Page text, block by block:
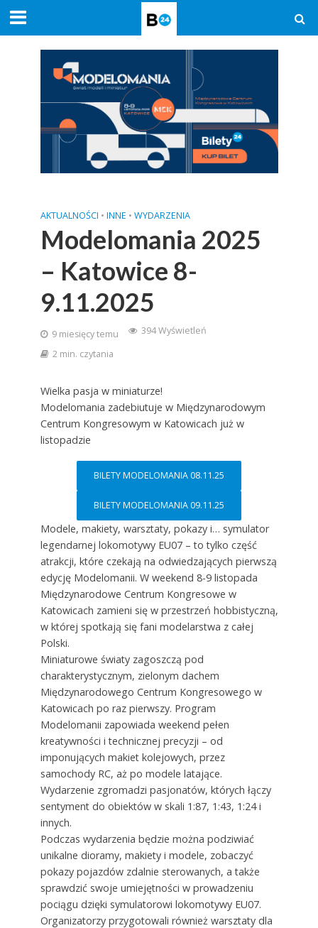
AKTUALNOŚCI • INNE • WYDARZENIA
Modelomania 2025
– Katowice 8-
9.11.2025
9 miesięcy temu
394 Wyświetleń
2 min. czytania
Wielka pasja w miniaturze!
Modelomania zadebiutuje w Międzynarodowym
Centrum Kongresowym w Katowicach już w
listopadzie
BILETY MODELOMANIA 08.11.25
BILETY MODELOMANIA 09.11.25
Modele, makiety, warsztaty, pokazy i… symulator
legendarnej lokomotywy EU07 – to tylko część
atrakcji, które czekają na odwiedzających pierwszą
edycję Modelomanii. W weekend 8-9 listopada
Międzynarodowe Centrum Kongresowe w
Katowicach zamieni się w przestrzeń hobbistyczną,
w której spotkają się fani modelarstwa z całej
Polski.
Miniaturowe światy zagoszczą pod
charakterystycznym, zielonym dachem
Międzynarodowego Centrum Kongresowego w
Katowicach po raz pierwszy. Program
Modelomanii zapowiada weekend pełen
kreatywności i technicznej precyzji – od
imponujących makiet kolejowych, przez
samochody RC, aż po modele latające.
Wydarzenie zgromadzi pasjonatów, których łączy
sentyment do obiektów w skali 1:87, 1:43, 1:24 i
innych.
Podczas wydarzenia będzie można podziwiać
unikalne dioramy, makiety i modele, zobaczyć
pokazy pojazdów zdalnie sterowanych, a także
sprawdzić swoje umiejętności w prowadzeniu
pociągu dzięki symulatorowi lokomotywy EU07.
Organizatorzy przygotowali również warsztaty dla